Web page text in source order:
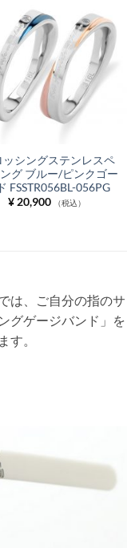
ッシングステンレスペ
グ ブルー/ピンクゴー
FSSTR056BL-056PG
¥20,900 （税込）
は、ご自分の指のサ
グゲージバンド」を
す。